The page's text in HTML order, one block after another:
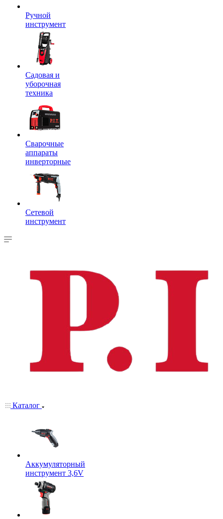
Ручной
инструмент
Садовая и
уборочная
техника
Сварочные
аппараты
инверторные
Сетевой
инструмент
Каталог
Аккумуляторный
инструмент 3,6V